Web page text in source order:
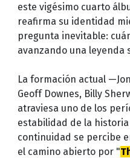
este vigésimo cuarto
reafirma su identidad
pregunta inevitable:
avanzando una leyenda
La formación actual
Geoff Downes, Billy
atraviesa uno de los
estabilidad de la
continuidad se percibe
el camino abierto por "